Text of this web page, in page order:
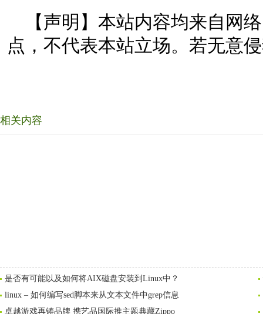
【声明】本站内容均来自网
点，不代表本站立场。若无意
相关内容
是否有可能以及如何将AIX磁盘安装到Linux中？
linux – 如何编写sed脚本来从文本文件中grep信息
卓越游戏再铸品牌 携艺品国际推主题典藏Zippo